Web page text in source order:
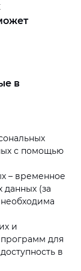
в
с помощью
– временное
(за
и
для
в